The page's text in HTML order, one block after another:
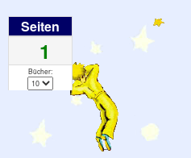
Seiten
1
Bücher: